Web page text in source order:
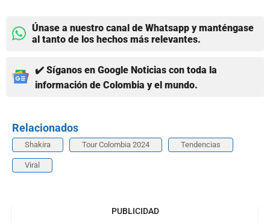
Únase a nuestro canal de Whatsapp y manténgase
al tanto de los hechos más relevantes.
✔️ Síganos en Google Noticias con toda la
información de Colombia y el mundo.
Relacionados
Shakira Tour Colombia 2024 Tendencias
Viral
PUBLICIDAD